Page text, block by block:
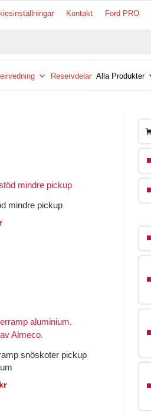
Kontakt Ford PRO
Reservdelar Alla Produkter
mindre pickup
snöskoter pickup
kr